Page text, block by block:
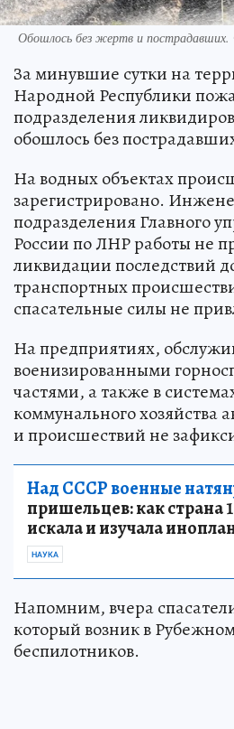
Обошлось без жертв и
За минувшие сутки на
Народной Республики
подразделения
обошлось без
На водных объектах
зарегистрировано.
подразделения Главного
России по ЛНР работы не
ликвидации последствий
транспортных
спасательные силы не
На предприятиях,
военизированными
частями, а также в
коммунального хозяйства
и происшествий не
Над СССР военные
пришельцев: как страна
искала и изучала
НАУКА
Напомним, вчера
который возник в
беспилотников.